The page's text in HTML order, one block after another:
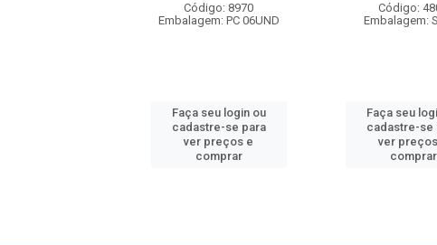
Código: 8970
Embalagem: PC 06UND
Faça seu login ou
cadastre-se para
ver preços e
comprar
Código:
Embalagem:
Faça seu
cadastre-se
ver
comprar